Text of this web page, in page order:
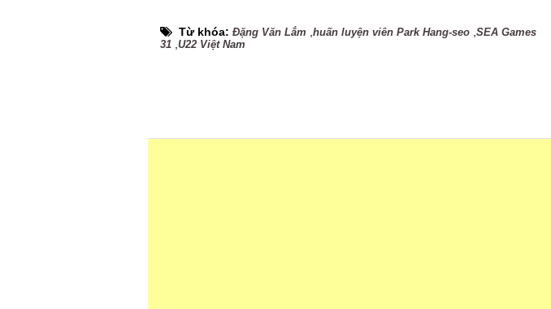
Từ khóa: Đặng Văn Lắm huấn luyện viên Park Hang-seo SEA Games
31 U22 Việt Nam